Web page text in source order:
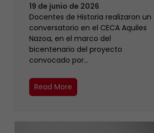
19 de junio de 2026
Docentes de Historia realizaron un
conversatorio en el CECA Aquiles
Nazoa, en el marco del
bicentenario del proyecto
convocado por…
Read More